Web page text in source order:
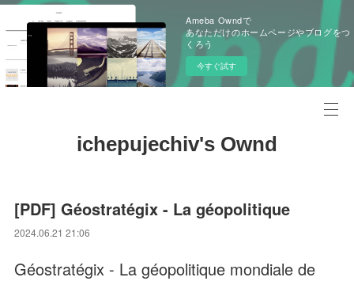
Ameba Owndで
あなただけのホームページやブログをつ
くろう
今すぐ試す
ichepujechiv's Ownd
[PDF] Géostratégix - La géopolitique
2024.06.21 21:06
Géostratégix - La géopolitique mondiale de